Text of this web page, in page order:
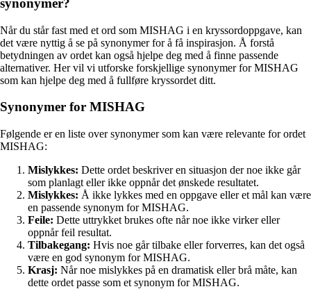
synonymer?
Når du står fast med et ord som MISHAG i en kryssordoppgave, kan
det være nyttig å se på synonymer for å få inspirasjon. Å forstå
betydningen av ordet kan også hjelpe deg med å finne passende
alternativer. Her vil vi utforske forskjellige synonymer for MISHAG
som kan hjelpe deg med å fullføre kryssordet ditt.
Synonymer for MISHAG
Følgende er en liste over synonymer som kan være relevante for ordet
MISHAG:
Mislykkes: Dette ordet beskriver en situasjon der noe ikke går
som planlagt eller ikke oppnår det ønskede resultatet.
Mislykkes: Å ikke lykkes med en oppgave eller et mål kan være
en passende synonym for MISHAG.
Feile: Dette uttrykket brukes ofte når noe ikke virker eller
oppnår feil resultat.
Tilbakegang: Hvis noe går tilbake eller forverres, kan det også
være en god synonym for MISHAG.
Krasj: Når noe mislykkes på en dramatisk eller brå måte, kan
dette ordet passe som et synonym for MISHAG.